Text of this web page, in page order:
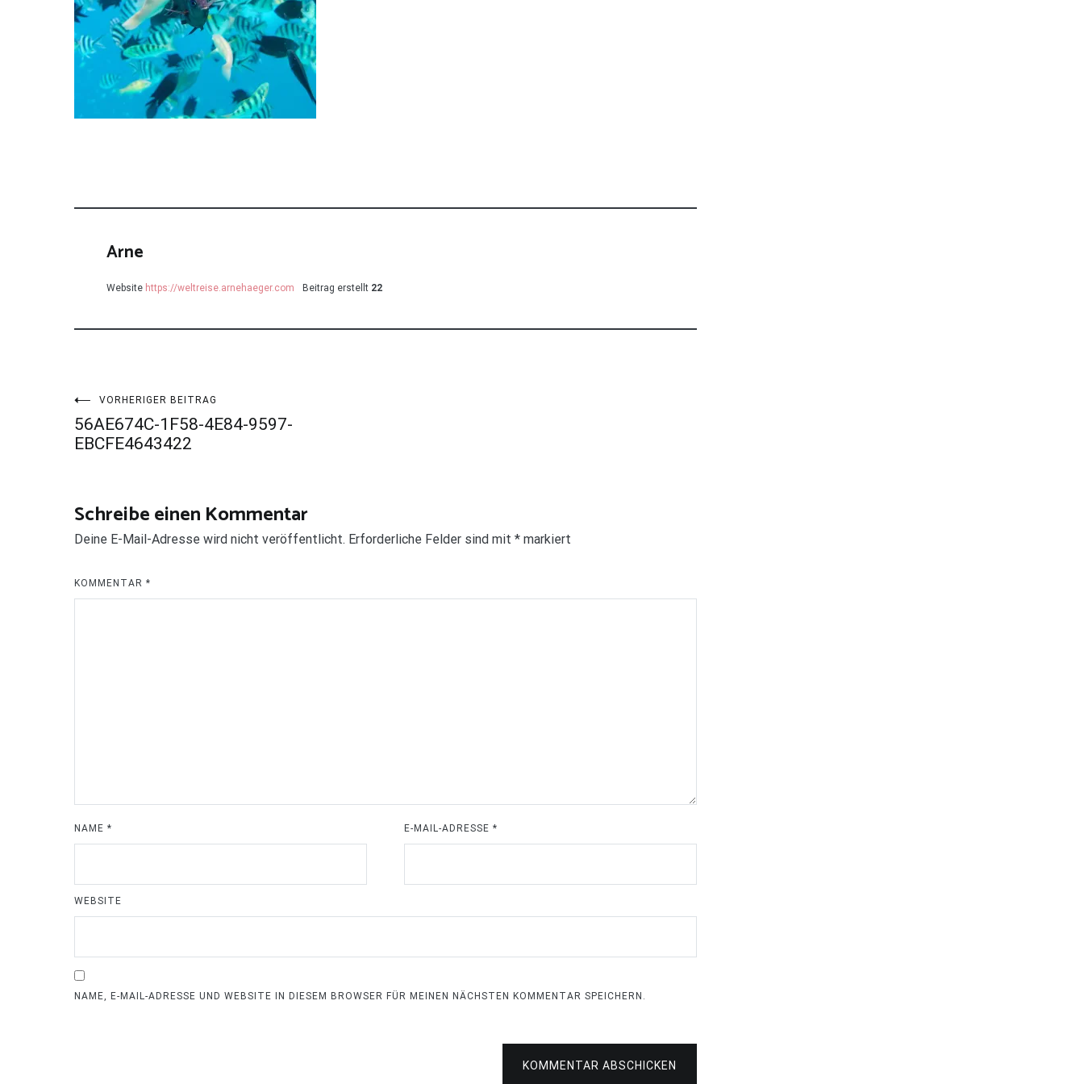
Arne
Website https://weltreise.arnehaeger.com Beitrag erstellt 22
Beitragsnavigation
VORHERIGER BEITRAG
56AE674C-1F58-4E84-9597-
EBCFE4643422
Schreibe einen Kommentar
Deine E-Mail-Adresse wird nicht veröffentlicht. Erforderliche Felder sind mit * markiert
KOMMENTAR *
NAME * E-MAIL-ADRESSE*
WEBSITE
NAME, E-MAIL-ADRESSE UND WEBSITE IN DIESEM BROWSER FÜR MEINEN NÄCHSTEN KOMMENTAR SPEICHERN.
KOMMENTAR ABSCHICKEN